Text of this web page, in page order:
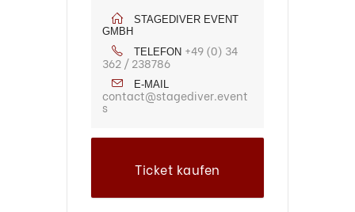
STAGEDIVER EVENT
GMBH
TELEFON +49 (0) 34
362 / 238786
E-MAIL
contact@stagediver.event
s
Ticket kaufen